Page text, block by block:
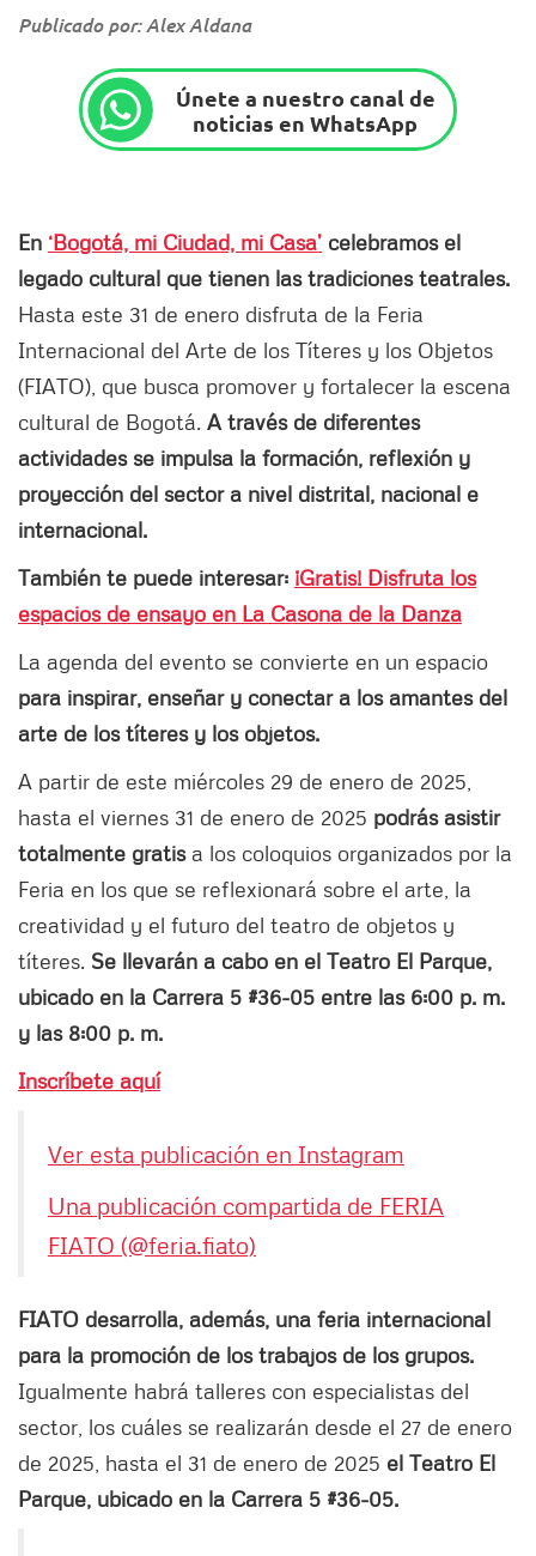
Publicado por: Alex Aldana
Únete a nuestro canal de
noticias en WhatsApp
En ‘Bogotá, mi Ciudad, mi Casa’ celebramos el
legado cultural que tienen las tradiciones teatrales.
Hasta este 31 de enero disfruta de la Feria
Internacional del Arte de los Títeres y los Objetos
(FIATO), que busca promover y fortalecer la escena
cultural de Bogotá. A través de diferentes
actividades se impulsa la formación, reflexión y
proyección del sector a nivel distrital, nacional e
internacional.
También te puede interesar: ¡Gratis! Disfruta los
espacios de ensayo en La Casona de la Danza
La agenda del evento se convierte en un espacio
para inspirar, enseñar y conectar a los amantes del
arte de los títeres y los objetos.
A partir de este miércoles 29 de enero de 2025,
hasta el viernes 31 de enero de 2025 podrás asistir
totalmente gratis a los coloquios organizados por la
Feria en los que se reflexionará sobre el arte, la
creatividad y el futuro del teatro de objetos y
títeres. Se llevarán a cabo en el Teatro El Parque,
ubicado en la Carrera 5 #36-05 entre las 6:00 p. m.
y las 8:00 p. m.
Inscríbete aquí
Ver esta publicación en Instagram
Una publicación compartida de FERIA
FIATO (@feria.fiato)
FIATO desarrolla, además, una feria internacional
para la promoción de los trabajos de los grupos.
Igualmente habrá talleres con especialistas del
sector, los cuáles se realizarán desde el 27 de enero
de 2025, hasta el 31 de enero de 2025 el Teatro El
Parque, ubicado en la Carrera 5 #36-05.